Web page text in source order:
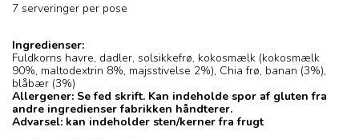
7 serveringer per pose
Ingredienser:
Fuldkorns havre, dadler, solsikkefrø, kokosmælk (kokosmælk
90%, maltodextrin 8%, majsstivelse 2%), Chia frø, banan (3%),
blåbær (3%)
Allergener: Se fed skrift. Kan indeholde spor af gluten fra
andre ingredienser fabrikken håndterer.
Advarsel: kan indeholder sten/kerner fra frugt